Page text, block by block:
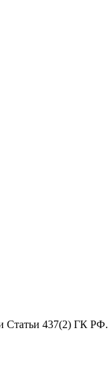
Статьи 437(2) ГК РФ.